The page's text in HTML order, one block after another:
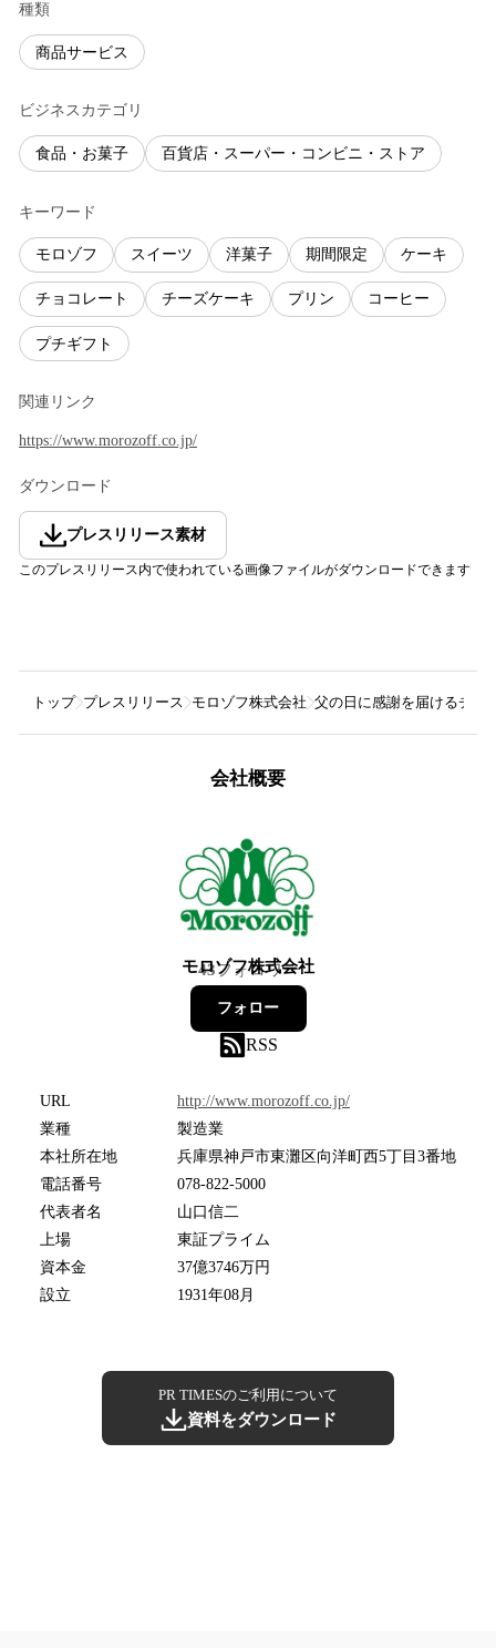
種類
商品サービス
ビジネスカテゴリ
食品・お菓子 百貨店・スーパー・コンビニ・ストア
キーワード
モロゾフ スイーツ 洋菓子 期間限定 ケーキ
チョコレート チーズケーキ プリン コーヒー
プチギフト
関連リンク
https://www.morozoff.co.jp/
ダウンロード
プレスリリース素材
このプレスリリース内で使われている画像ファイルがダウンロードできます
トップ プレスリリース モロゾフ株式会社 父の日に感謝を届けるチョ
会社概要
モロゾフ株式会社
43フォロワー
フォロー
RSS
URL
http://www.morozoff.co.jp/
業種
製造業
本社所在地
兵庫県神戸市東灘区向洋町西5丁目3番地
電話番号
078-822-5000
代表者名
山口信二
上場
東証プライム
資本金
37億3746万円
設立
1931年08月
PR TIMESのご利用について
資料をダウンロード